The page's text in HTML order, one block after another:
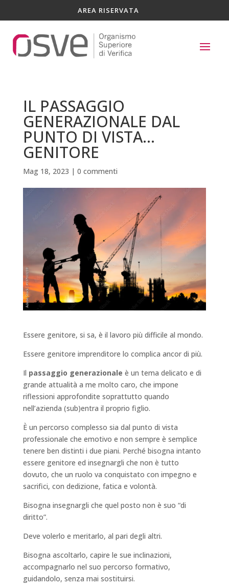
AREA RISERVATA
IL PASSAGGIO
GENERAZIONALE DAL
PUNTO DI VISTA…
GENITORE
Mag 18, 2023 | 0 commenti
Essere genitore, si sa, è il lavoro più difficile al mondo.
Essere genitore imprenditore lo complica ancor di più.
Il passaggio generazionale è un tema delicato e di
grande attualità a me molto caro, che impone
riflessioni approfondite soprattutto quando
nell’azienda (sub)entra il proprio figlio.
È un percorso complesso sia dal punto di vista
professionale che emotivo e non sempre è semplice
tenere ben distinti i due piani. Perché bisogna intanto
essere genitore ed insegnargli che non è tutto
dovuto, che un ruolo va conquistato con impegno e
sacrifici, con dedizione, fatica e volontà.
Bisogna insegnargli che quel posto non è suo “di
diritto”.
Deve volerlo e meritarlo, al pari degli altri.
Bisogna ascoltarlo, capire le sue inclinazioni,
accompagnarlo nel suo percorso formativo,
guidandolo, senza mai sostituirsi.